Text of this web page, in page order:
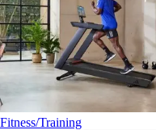
Fitness/Training